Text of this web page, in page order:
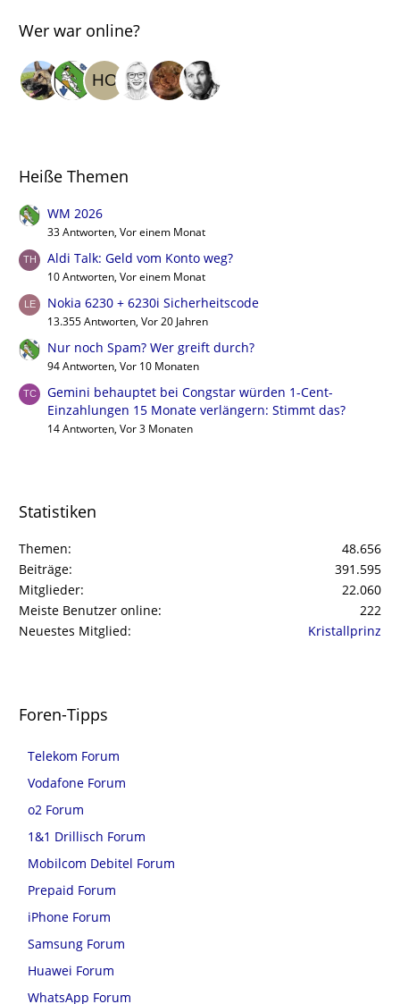
Wer war online?
Heiße Themen
WM 2026
33 Antworten, Vor einem Monat
Aldi Talk: Geld vom Konto weg?
10 Antworten, Vor einem Monat
Nokia 6230 + 6230i Sicherheitscode
13.355 Antworten, Vor 20 Jahren
Nur noch Spam? Wer greift durch?
94 Antworten, Vor 10 Monaten
Gemini behauptet bei Congstar würden 1-Cent-
Einzahlungen 15 Monate verlängern: Stimmt das?
14 Antworten, Vor 3 Monaten
Statistiken
Themen
48.656
Beiträge
391.595
Mitglieder
22.060
Meiste Benutzer online
222
Neuestes Mitglied
Kristallprinz
Foren-Tipps
Telekom Forum
Vodafone Forum
o2 Forum
1&1 Drillisch Forum
Mobilcom Debitel Forum
Prepaid Forum
iPhone Forum
Samsung Forum
Huawei Forum
WhatsApp Forum